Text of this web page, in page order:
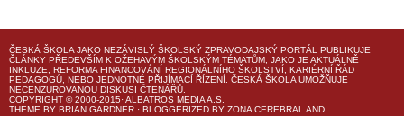
ČESKÁ ŠKOLA JAKO NEZÁVISLÝ ŠKOLSKÝ ZPRAVODAJSKÝ PORTÁL PUBLIKUJE
ČLÁNKY PŘEDEVŠÍM K OŽEHAVÝM ŠKOLSKÝM TÉMATŮM, JAKO JE AKTUÁLNĚ
INKLUZE, REFORMA FINANCOVÁNÍ REGIONÁLNÍHO ŠKOLSTVÍ, KARIÉRNÍ ŘÁD
PEDAGOGŮ, NEBO JEDNOTNÉ PŘIJÍMACÍ ŘÍZENÍ. ČESKÁ ŠKOLA UMOŽŇUJE
NECENZUROVANOU DISKUSI ČTENÁŘŮ.
COPYRIGHT © 2000-2015· ALBATROS MEDIA A.S.
THEME BY BRIAN GARDNER · BLOGGERIZED BY ZONA CEREBRAL AND